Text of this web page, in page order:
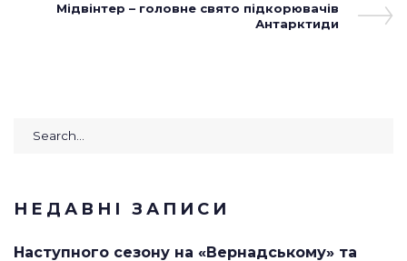
Next
Мідвінтер – головне свято підкорювачів
Антарктиди
Search
НЕДАВНІ ЗАПИСИ
Наступного сезону на «Вернадському» та